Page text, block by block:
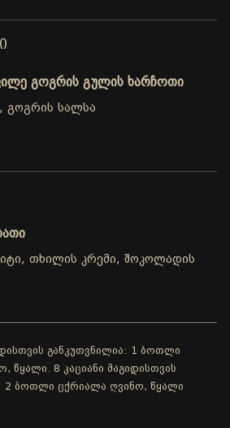
გოგრის გულის ხარჩოთი
გოგრის სალსა
თხილის კრემი, შოკოლადის
განკუთვნილია: 1 ბოთლი
წყალი. 8 კაციანი მაგიდისთვის
2 ბოთლი ცქრიალა ღვინო, წყალი